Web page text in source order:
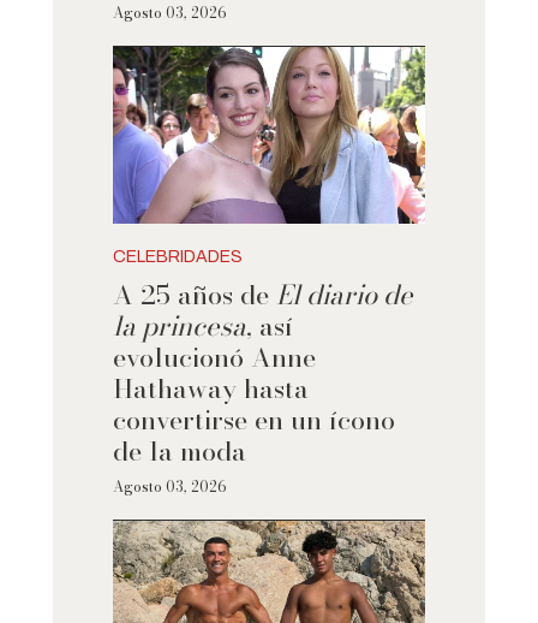
Agosto 03, 2026
CELEBRIDADES
A 25 años de El diario de
la princesa, así
evolucionó Anne
Hathaway hasta
convertirse en un ícono
de la moda
Agosto 03, 2026